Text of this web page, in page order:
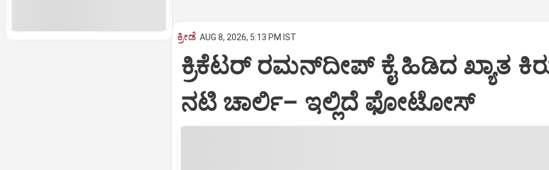
ಕ್ರೀಡೆ AUG 8, 2026, 5:13 PM IST
ಕ್ರಿಕೆಟರ್‌ ರಮನ್‌ದೀಪ್‌ ಕೈ ಹಿಡಿದ ಖ್ಯಾತ
ನಟಿ ಚಾರ್ಲಿ– ಇಲ್ಲಿದೆ ಫೋಟೋಸ್